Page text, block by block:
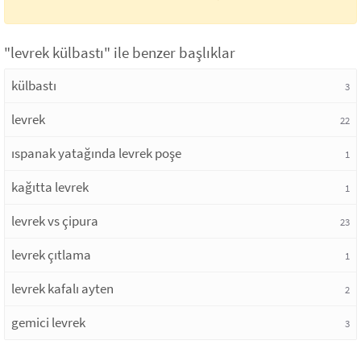
"levrek külbastı" ile benzer başlıklar
külbastı 3
levrek 22
ıspanak yatağında levrek poşe 1
kağıtta levrek 1
levrek vs çipura 23
levrek çıtlama 1
levrek kafalı ayten 2
gemici levrek 3